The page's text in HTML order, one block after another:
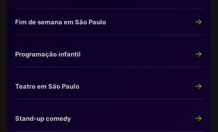
Fim de semana em São Paulo
Programação infantil
Teatro em São Paulo
Stand-up comedy